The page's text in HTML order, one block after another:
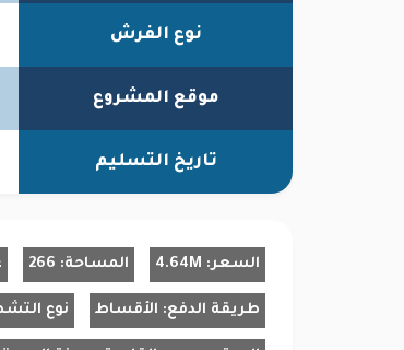
نوع الفرش
موقع المشروع
تاريخ التسليم
السعر: 4.64M المساحة: 266
طريقة الدفع: الأقساط نوع